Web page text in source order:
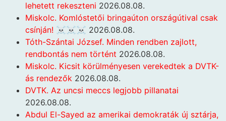
lehetett rekeszteni 2026.08.08.
Miskolc. Komlóstetői bringaúton országútival csak
csínján! ☠️☠️☠️ 2026.08.08.
Tóth-Szántai József. Minden rendben zajlott,
rendbontás nem történt 2026.08.08.
Miskolc. Kicsit körülményesen verekedtek a DVTK-
ás rendezők 2026.08.08.
DVTK. Az uncsi meccs legjobb pillanatai
2026.08.08.
Abdul El-Sayed az amerikai demokraták új sztárja,